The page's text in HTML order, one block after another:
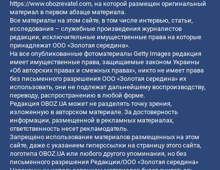
https://www.obozrevatel.com, на которой размещен оригинальный
материал в первом абзаце материала.
Все материалы на этом сайте, в том числе интервью, статьи,
исследования – служебные произведения журналистов
редакции, исключительные имущественные права на которые
принадлежат ООО «Золотая середина».
На все опубликованные фотоматериалы Getty Images редакция
имеет имущественные права, защищаемые законом Украины
«Об авторских правах и смежных правах», никто не имеет права
без письменного разрешения ООО «Золотая середина» их
использовать, они не подлежат дальнейшему воспроизводству,
переводу, распространению в любой форме.
Редакция OBOZ.UA может не разделять точку зрения,
изложенную в авторском материале. За достоверность
информации, размещенной в рекламных материалах,
ответственность несет рекламодатель.
Запрещено использование материалов размещенных на этом
сайте, даже с указанием гиперссылки на страницу этого сайта,
логотипа OBOZ.UA или любого другого упоминания, но без
письменного разрешения Редакции/ООО «Золотая середина»